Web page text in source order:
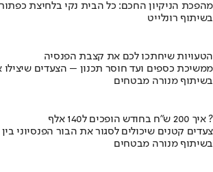
מהפכת הניקיון החכם: כל הבית נקי בלחיצת כפתור
בשיתוף רונלייט
הטעויות שיחתכו לכם את קצבת הפנסיה
ממשיכת כספים ועד חוסר תכנון – הצעדים
בשיתוף מנורה מבטחים
איך 200 ש"ח בחודש הופכים ל140 אלף ?
צעדים קטנים שיכולים לסגור את הבור הפנסיוני
בשיתוף מנורה מבטחים